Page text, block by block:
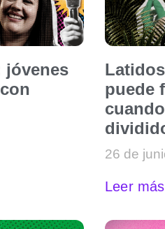
jóvenes
puede
26 de
Leer